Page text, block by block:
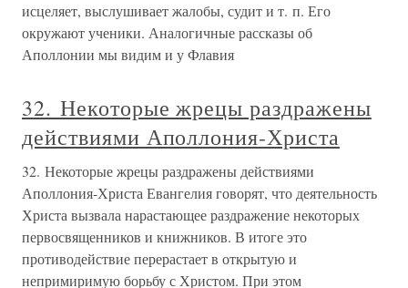
исцеляет, выслушивает жалобы, судит и т. п. Его
окружают ученики. Аналогичные рассказы об
Аполлонии мы видим и у Флавия
32. Некоторые жрецы раздражены
действиями Аполлония-Христа
32. Некоторые жрецы раздражены действиями
Аполлония-Христа Евангелия говорят, что деятельность
Христа вызвала нарастающее раздражение некоторых
первосвященников и книжников. В итоге это
противодействие перерастает в открытую и
непримиримую борьбу с Христом. При этом